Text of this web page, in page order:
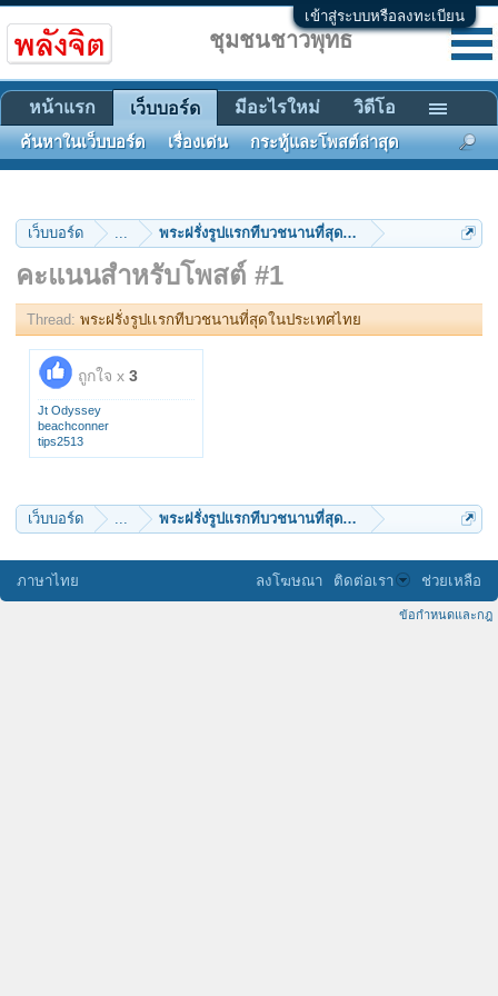
เข้าสู่ระบบหรือลงทะเบียน
เว็บบอร์ด ... พระฝรั่งรูปเเรกทีบวชนานที่สุดในประเทศไทย
คะแนนสำหรับโพสต์ #1
Thread: พระฝรั่งรูปเเรกทีบวชนานที่สุดในประเทศไทย
ถูกใจ x 3
Jt Odyssey
beachconner
tips2513
เว็บบอร์ด ... พระฝรั่งรูปเเรกทีบวชนานที่สุดในประเทศไทย
ชุมชนชาวพุทธ
หน้าแรก เว็บบอร์ด
ค้นหาในเว็บบอร์ด เรื่องเด่น กระทู้และโพสต์ล่าสุด
มีอะไรใหม่ วิดีโอ
ภาษาไทย ลงโฆษณา ติดต่อเรา ช่วยเหลือ
ข้อกำหนดและกฎ